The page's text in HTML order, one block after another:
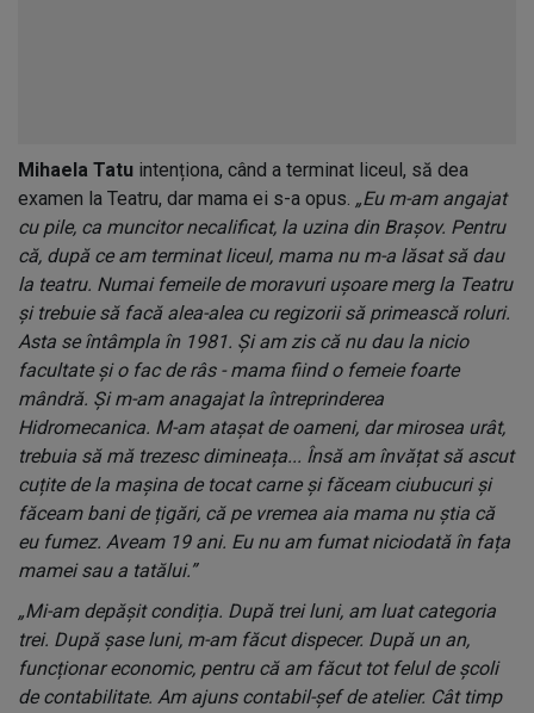
Mihaela Tatu intenționa, când a terminat liceul, să dea
examen la Teatru, dar mama ei s-a opus. „Eu m-am angajat
cu pile, ca muncitor necalificat, la uzina din Brașov. Pentru
că, după ce am terminat liceul, mama nu m-a lăsat să dau
la teatru. Numai femeile de moravuri ușoare merg la Teatru
și trebuie să facă alea-alea cu regizorii să primească roluri.
Asta se întâmpla în 1981. Și am zis că nu dau la nicio
facultate și o fac de râs - mama fiind o femeie foarte
mândră. Și m-am anagajat la întreprinderea
Hidromecanica. M-am atașat de oameni, dar mirosea urât,
trebuia să mă trezesc dimineața... Însă am învățat să ascut
cuțite de la mașina de tocat carne și făceam ciubucuri și
făceam bani de țigări, că pe vremea aia mama nu știa că
eu fumez. Aveam 19 ani. Eu nu am fumat niciodată în fața
mamei sau a tatălui.”
„Mi-am depășit condiția. După trei luni, am luat categoria
trei. După șase luni, m-am făcut dispecer. După un an,
funcționar economic, pentru că am făcut tot felul de școli
de contabilitate. Am ajuns contabil-șef de atelier. Cât timp